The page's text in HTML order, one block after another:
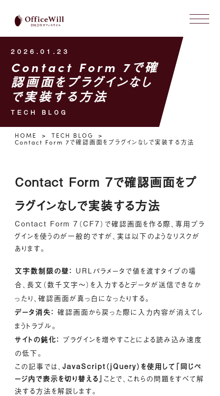
2026.01.23
Contact Form 7で確
認画面をプラグインなし
で実装する方法
TECH BLOG
HOME
TECH BLOG
Contact Form 7で確認画面をプラグインなしで実装する方法
Contact Form 7で確認画面をプ
ラグインなしで実装する方法
Contact Form 7（CF7）で確認画面を作る際、専用プラ
グインを使うのが一般的ですが、実は以下のようなリスクが
あります。
文字数制限の壁： URLパラメータで値を渡すタイプの場
合、長文（数千文字〜）を入力するとデータが送信できなか
ったり、確認画面が真っ白になったりする。
データ消失： 確認画面から戻った際に入力内容が消えてし
まうトラブル。
サイトの鈍化： プラグインを増やすことによる読み込み速度
の低下。
この記事では、 JavaScript（jQuery）を使用して「同じペ
ージ内で表示を切り替える」 ことで、これらの問題をすべて解
決する方法を解説します。